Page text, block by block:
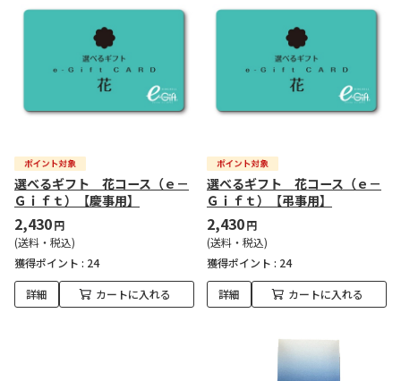
選べるギフト 花コース（ｅ－
Ｇｉｆｔ）【慶事用】
2,430円
(送料・税込)
獲得ポイント : 24
詳細 カートに入れる
選べるギフト 花コース（ｅ－
Ｇｉｆｔ）【弔事用】
2,430円
(送料・税込)
獲得ポイント : 24
詳細 カートに入れる